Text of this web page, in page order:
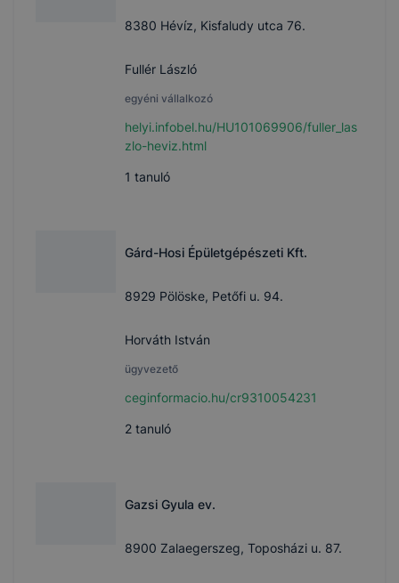
8380 Hévíz, Kisfaludy utca 76.
Fullér László
egyéni vállalkozó
helyi.infobel.hu/HU101069906/fuller_las
zlo-heviz.html
1 tanuló
Gárd-Hosi Épületgépészeti Kft.
8929 Pölöske, Petőfi u. 94.
Horváth István
ügyvezető
ceginformacio.hu/cr9310054231
2tanuló
Gazsi Gyula ev.
8900 Zalaegerszeg, Toposházi u. 87.